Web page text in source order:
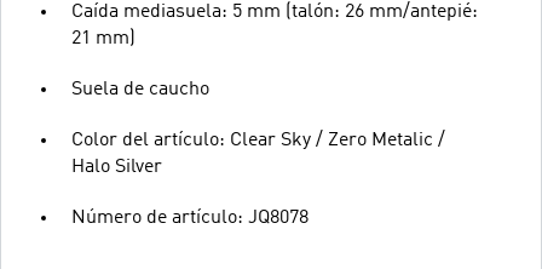
Caída mediasuela: 5 mm (talón: 26 mm/antepié:
21 mm)
Suela de caucho
Color del artículo: Clear Sky / Zero Metalic /
Halo Silver
Número de artículo: JQ8078